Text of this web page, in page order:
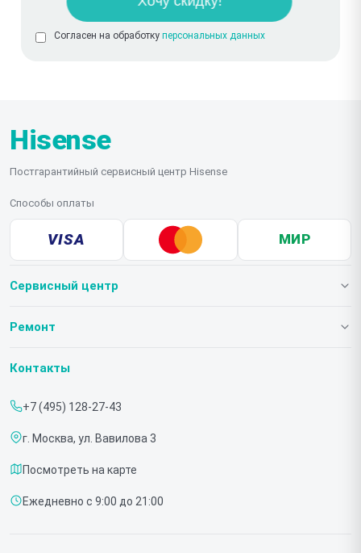
Согласен на обработку персональных данных
Hisense
Постгарантийный сервисный центр Hisense
Способы оплаты
VISA МИР
Сервисный центр
О нашем сервисе
Срочный ремонт
Доставка и способы оплаты
Диагностика
Контакты
Ремонт
Телевизоров
Контакты
+7 (495) 128-27-43
г. Москва, ул. Вавилова 3
Посмотреть на карте
Ежедневно с 9:00 до 21:00